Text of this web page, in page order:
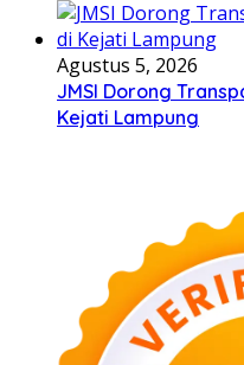
Agustus 5, 2026
JMSI Dorong
Kejati Lampung